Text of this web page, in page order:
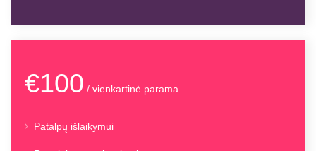
€100 / vienkartinė parama
Patalpų išlaikymui